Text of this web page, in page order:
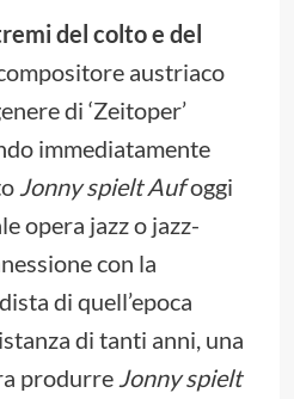
del colto e del
austriaco
di ‘Zeitoper’
immediatamente
Jonny spielt Aufoggi
opera jazz o jazz-
con la
di quell’epoca
di tanti anni, una
produrre Jonny spielt